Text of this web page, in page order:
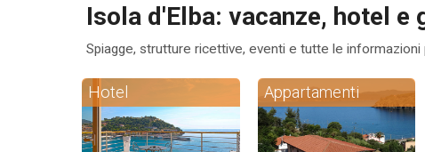
Isola d'Elba: vacanze, hotel
Spiagge, strutture ricettive, eventi e tutte le
Hotel Appartamenti